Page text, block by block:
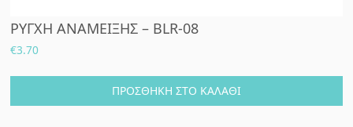
ΡΥΓΧΗ ΑΝΑΜΕΙΞΗΣ – BLR-08
€3.70
ΠΡΟΣΘΉΚΗ ΣΤΟ ΚΑΛΆΘΙ